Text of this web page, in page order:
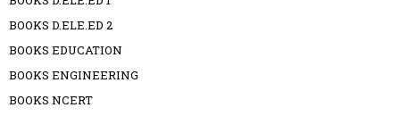
BOOKS D.ELE.ED 2
BOOKS EDUCATION
BOOKS ENGINEERING
BOOKS NCERT